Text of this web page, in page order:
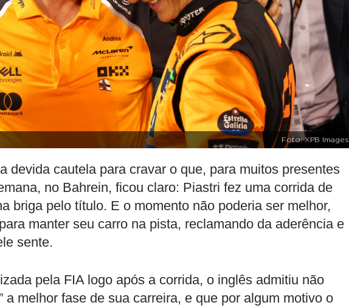
Foto: XPB Images
devida cautela para cravar o que, para muitos presentes
no Bahrein, ficou claro: Piastri fez uma corrida de
briga pelo título. E o momento não poderia ser melhor,
manter seu carro na pista, reclamando da aderência e
sente.
pela FIA logo após a corrida, o inglês admitiu não
a melhor fase de sua carreira, e que por algum motivo o